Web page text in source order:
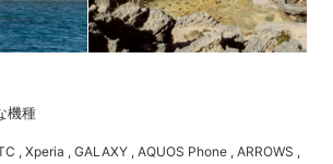
機種
, Xperia , GALAXY , AQUOS Phone , ARROWS ,